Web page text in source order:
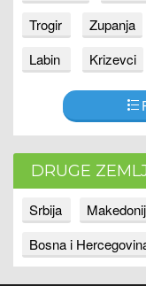
Trogir
Zupanja
Labin
Krizevci
DRUGE
Srbija
Bosna i